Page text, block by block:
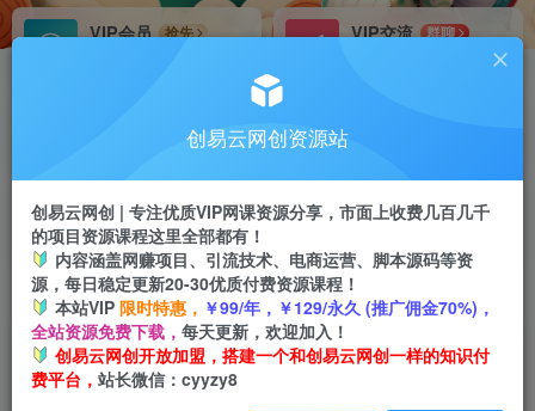
VIP会员
抢先
VIP交流
群聊
研究探讨更多创业项目路子。
会员专属推广链接
挂机 项目
脚本卡密
APP下载
GO
首页 创业课程 会员免费 正文
千川抖音粉丝监控工具，助用户监控和分析抖音账
号粉丝变化的工具【永久脚本+使用教程】
创易云网创资源站
创易云网创 | 专注优质VIP网课资源分享，市面上收费几百几千
的项目资源课程这里全部都有！
内容涵盖网赚项目、引流技术、电商运营、脚本源码等资
源，每日稳定更新20-30优质付费资源课程！
本站VIP 限时特惠， ￥99/年，￥129/永久 (推广佣金70%)，
全站资源免费下载， 每天更新，欢迎加入！
创易云网创开放加盟，搭建一个和创易云网创一样的知识付
费平台， 站长微信：cyyzy8